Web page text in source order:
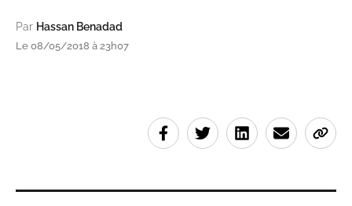
Par Hassan Benadad
Le 08/05/2018 à 23h07